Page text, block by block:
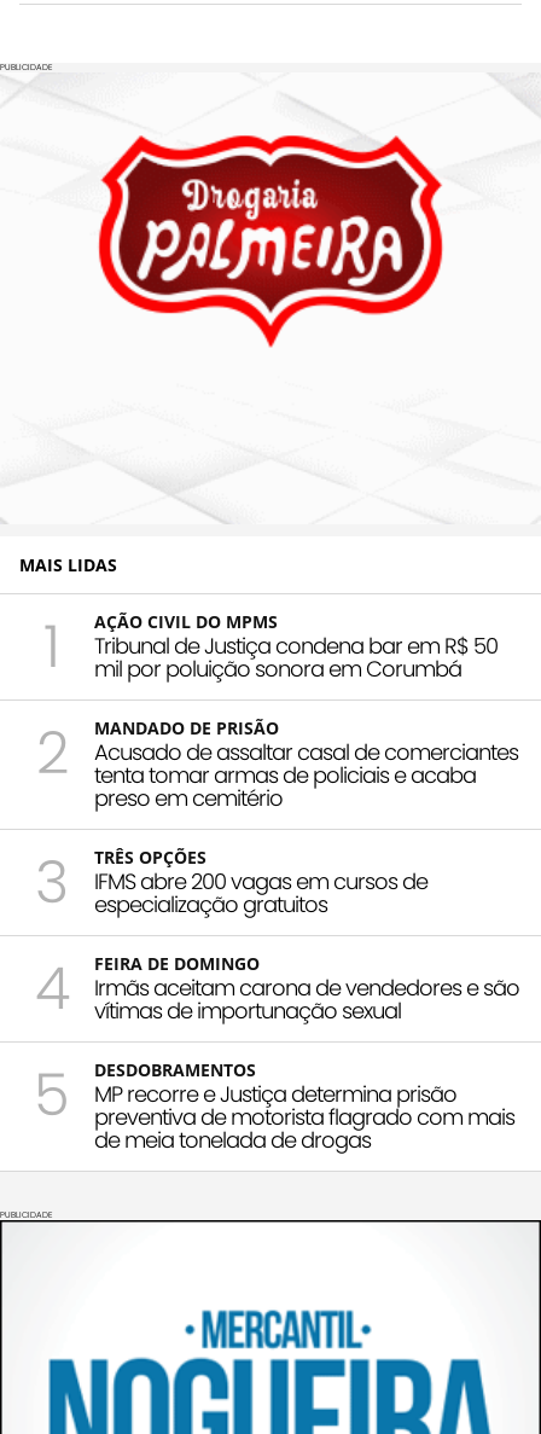
PUBLICIDADE
MAIS LIDAS
1 AÇÃO CIVIL DO MPMS
Tribunal de Justiça condena bar em R$ 50
mil por poluição sonora em Corumbá
2 MANDADO DE PRISÃO
Acusado de assaltar casal de comerciantes
tenta tomar armas de policiais e acaba
preso em cemitério
3 TRÊS OPÇÕES
IFMS abre 200 vagas em cursos de
especialização gratuitos
4 FEIRA DE DOMINGO
Irmãs aceitam carona de vendedores e são
vítimas de importunação sexual
5 DESDOBRAMENTOS
MP recorre e Justiça determina prisão
preventiva de motorista flagrado com mais
de meia tonelada de drogas
PUBLICIDADE